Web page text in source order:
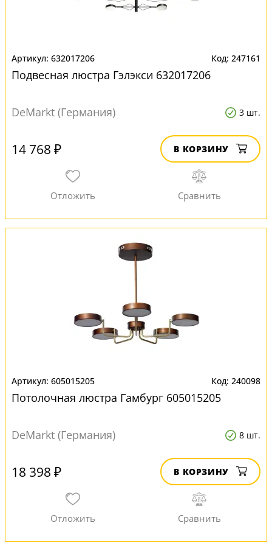
632017206 247161
Подвесная люстра Гэлэкси 632017206
DeMarkt (Германия) 3 шт.
14 768 ₽ В КОРЗИНУ
605015205 240098
Потолочная люстра Гамбург 605015205
DeMarkt (Германия) 8 шт.
18 398 ₽ В КОРЗИНУ